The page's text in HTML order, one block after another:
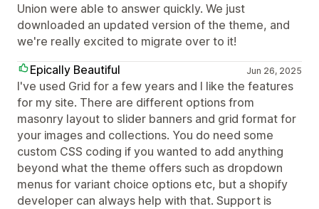
Union were able to answer quickly. We just
downloaded an updated version of the theme, and
we're really excited to migrate over to it!
Epically Beautiful
Jun 26, 2025
I've used Grid for a few years and I like the features
for my site. There are different options from
masonry layout to slider banners and grid format for
your images and collections. You do need some
custom CSS coding if you wanted to add anything
beyond what the theme offers such as dropdown
menus for variant choice options etc, but a shopify
developer can always help with that. Support is